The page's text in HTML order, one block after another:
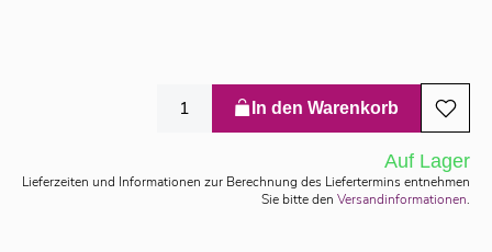
In den Warenkorb
Auf Lager
Lieferzeiten und Informationen zur Berechnung des Liefertermins entnehmen
Sie bitte den Versandinformationen.